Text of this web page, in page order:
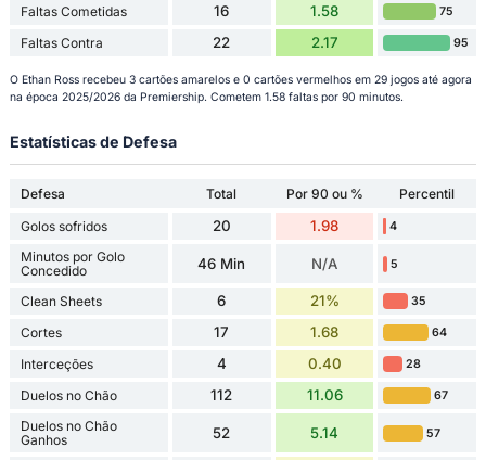
Faltas Cometidas 16 1.58 75
Faltas Contra 22 2.17 95
O Ethan Ross recebeu 3 cartões amarelos e 0 cartões vermelhos em 29 jogos até agora
na época 2025/2026 da Premiership. Cometem 1.58 faltas por 90 minutos.
Estatísticas de Defesa
Defesa Total Por 90 ou %
Percentil
Golos sofridos
20 1.98 4
Minutos por Golo
Concedido
46 Min N/A 5
Clean Sheets 6 21% 35
Cortes 17 1.68 64
Interceções 4 0.40 28
Duelos no Chão 112 11.06 67
Duelos no Chão
Ganhos
52 5.14 57